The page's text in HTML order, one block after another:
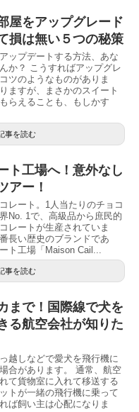
屋をアップグレード
損は無い５つの秘策
ップデートする方法、あな
か？ こうすればアップグレ
ツのようなものがありま
ますが、まさかのスイート
らえることも、もしかす
事を読む
ト工場へ！意外なし
アー！
レート。1人当たりのチョコ
No. 1で、高級品から庶民的
レートが生産されていま
長い歴史のブランドであ
ト工場「Maison Cail...
事を読む
まで！国際線で犬を
る航空会社が知りた
越しなどで愛犬を飛行機に
合があります。 通常、航空
て貨物室に入れて移送する
トが一緒の飛行機に乗って
ば飼い主は心配になりま